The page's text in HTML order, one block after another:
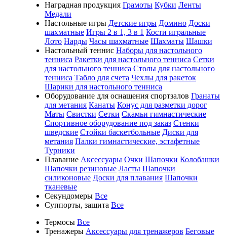
Наградная продукция Грамоты Кубки Ленты
Медали
Настольные игры Детские игры Домино Доски
шахматные Игры 2 в 1, 3 в 1 Кости игральные
Лото Нарды Часы шахматные Шахматы Шашки
Настольный теннис Наборы для настольного
тенниса Ракетки для настольного тенниса Сетки
для настольного тенниса Столы для настольного
тенниса Табло для счета Чехлы для ракеток
Шарики для настольного тенниса
Оборудование для оснащения спортзалов Гранаты
для метания Канаты Конус для разметки дорог
Маты Свистки Сетки Скамьи гимнастические
Спортивное оборудование под заказ Стенки
шведские Стойки баскетбольные Диски для
метания Палки гимнастические, эстафетные
Турники
Плавание Аксессуары Очки Шапочки Колобашки
Шапочки резиновые Ласты Шапочки
силиконовые Доски для плавания Шапочки
тканевые
Секундомеры Все
Суппорты, защита Все
Термосы Все
Тренажеры Аксессуары для тренажеров Беговые